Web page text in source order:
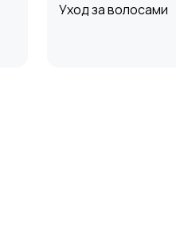
Уход за волосами